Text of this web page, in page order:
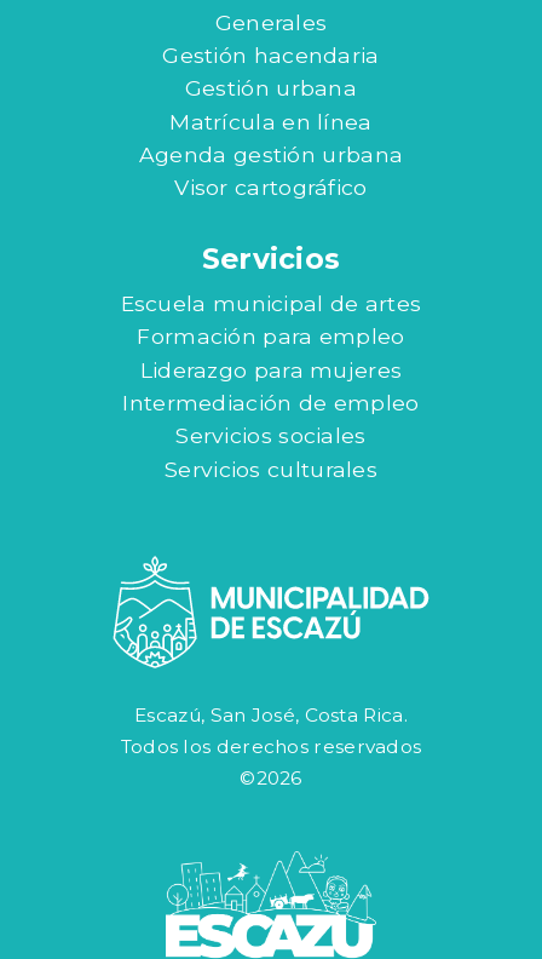
Generales
Gestión hacendaria
Gestión urbana
Matrícula en línea
Agenda gestión urbana
Visor cartográfico
Servicios
Escuela municipal de artes
Formación para empleo
Liderazgo para mujeres
Intermediación de empleo
Servicios sociales
Servicios culturales
Escazú, San José, Costa Rica.
Todos los derechos reservados
©2026